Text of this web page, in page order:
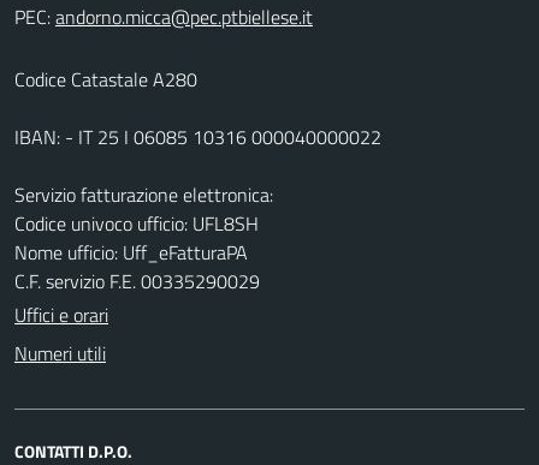
PEC:
Codice Catastale A280
IBAN: - IT 25 I 06085 10316 000040000022
Servizio fatturazione elettronica:
Codice univoco ufficio: UFL8SH
Nome ufficio: Uff_eFatturaPA
C.F. servizio F.E. 00335290029
Uffici e orari
Numeri utili
CONTATTI D.P.O.